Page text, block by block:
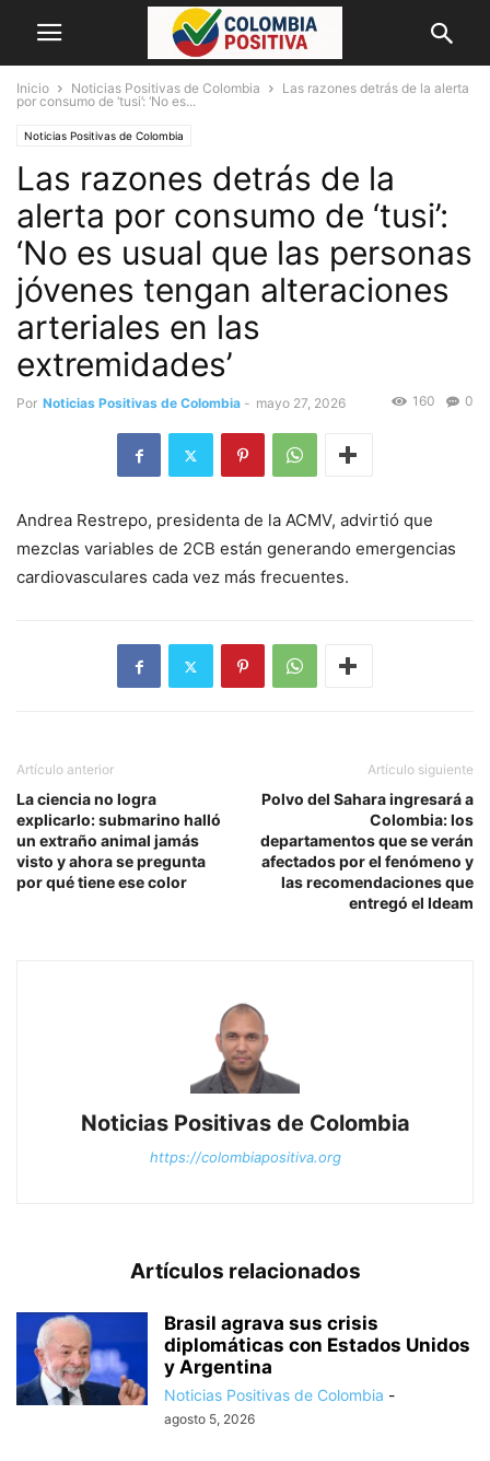
Inicio Noticias Positivas de Colombia
Las razones detrás de la alerta
por consumo de ‘tusi’: ‘No es...
Noticias Positivas de Colombia
Las razones detrás de la
alerta por consumo de ‘tusi’:
‘No es usual que las personas
jóvenes tengan alteraciones
arteriales en las
extremidades’
Por Noticias Positivas de Colombia - mayo 27, 2026 0
160
Andrea Restrepo, presidenta de la ACMV, advirtió que
mezclas variables de 2CB están generando emergencias
cardiovasculares cada vez más frecuentes.
Artículo anterior
La ciencia no logra
explicarlo: submarino halló
un extraño animal jamás
visto y ahora se pregunta
por qué tiene ese color
Artículo siguiente
Polvo del Sahara ingresará a
Colombia: los
departamentos que se verán
afectados por el fenómeno y
las recomendaciones que
entregó el Ideam
Noticias Positivas de Colombia
https://colombiapositiva.org
Artículos relacionados
Brasil agrava sus crisis
diplomáticas con Estados Unidos
y Argentina
Noticias Positivas de Colombia -
agosto 5, 2026